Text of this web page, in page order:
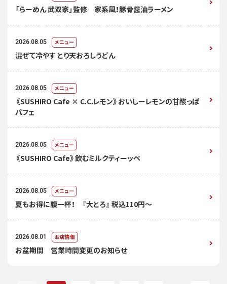
「らーめん 武双家」監修 家系風！豚骨醤油ラーメン
2026.08.05 メニュー
混ぜて冷やす とり天おろしうどん
2026.08.05 メニュー
《SUSHIRO Cafe × C.C.レモン》おいしーレモンの甘酸っぱ
パフェ
2026.08.05 メニュー
《SUSHIRO Cafe》飲むミルクティーッペ
2026.08.05 メニュー
夏もお得に腹一杯！ 『大とろ』 税込110円～
2026.08.01 お店情報
お盆期間 営業時間変更のお知らせ